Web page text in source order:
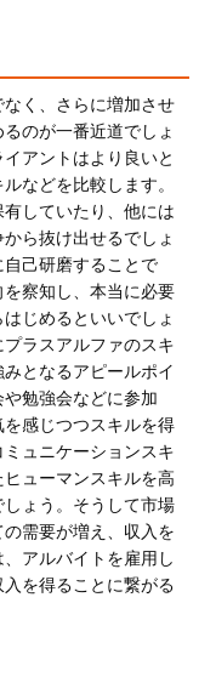
く、さらに増加させ
のが一番近道でしょ
アントはより良いと
などを比較します。
していたり、他には
ら抜け出せるでしょ
己研磨することで
察知し、本当に必要
じめるといいでしょ
ラスアルファのスキ
となるアピールポイ
勉強会などに参加
感じつつスキルを得
ュニケーションスキ
ューマンスキルを高
ょう。そうして市場
需要が増え、収入を
アルバイトを雇用し
を得ることに繋がる